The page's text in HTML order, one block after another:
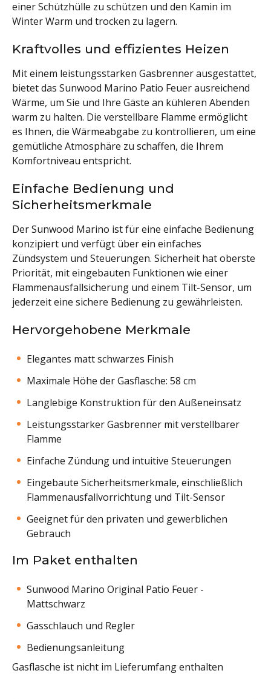
einer Schützhülle zu schützen und den Kamin im
Winter Warm und trocken zu lagern.
Kraftvolles und effizientes Heizen
Mit einem leistungsstarken Gasbrenner ausgestattet,
bietet das Sunwood Marino Patio Feuer ausreichend
Wärme, um Sie und Ihre Gäste an kühleren Abenden
warm zu halten. Die verstellbare Flamme ermöglicht
es Ihnen, die Wärmeabgabe zu kontrollieren, um eine
gemütliche Atmosphäre zu schaffen, die Ihrem
Komfortniveau entspricht.
Einfache Bedienung und
Sicherheitsmerkmale
Der Sunwood Marino ist für eine einfache Bedienung
konzipiert und verfügt über ein einfaches
Zündsystem und Steuerungen. Sicherheit hat oberste
Priorität, mit eingebauten Funktionen wie einer
Flammenausfallsicherung und einem Tilt-Sensor, um
jederzeit eine sichere Bedienung zu gewährleisten.
Hervorgehobene Merkmale
Elegantes matt schwarzes Finish
Maximale Höhe der Gasflasche: 58 cm
Langlebige Konstruktion für den Außeneinsatz
Leistungsstarker Gasbrenner mit verstellbarer
Flamme
Einfache Zündung und intuitive Steuerungen
Eingebaute Sicherheitsmerkmale, einschließlich
Flammenausfallvorrichtung und Tilt-Sensor
Geeignet für den privaten und gewerblichen
Gebrauch
Im Paket enthalten
Sunwood Marino Original Patio Feuer -
Mattschwarz
Gasschlauch und Regler
Bedienungsanleitung
Gasflasche ist nicht im Lieferumfang enthalten